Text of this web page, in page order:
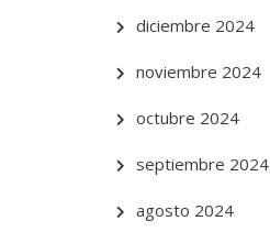
diciembre 2024
noviembre 2024
octubre 2024
septiembre 2024
agosto 2024